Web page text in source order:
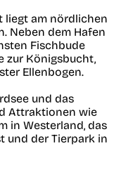
liegt am nördlichen
Neben dem Hafen
Fischbude
zur Königsbucht,
Ellenbogen.
und das
Attraktionen wie
in Westerland, das
und der Tierpark in